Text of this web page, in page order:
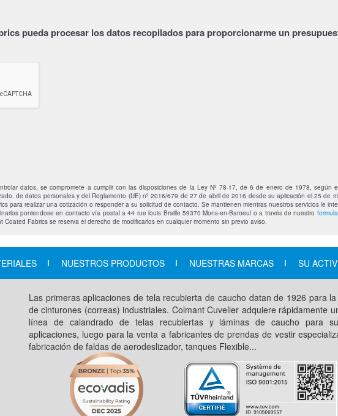
pueda procesar los datos recopilados para proporcionarme un
datos, se compromete a cumplir con las disposiciones de la Ley Nº 78-17, de 6 de enero de 1978,
de datos personales y del Reglamento (UE) nº 2016/679 de 27 de abril de 2016 desde su aplicación el 25 de
para realizar una cotización o responder a su solicitud de contacto. Se mantienen mientras nuestros servicios le
poniendose en contacto vía postal a 44 rue louis Braille 59370 Mons-en-Baroeul o a través de nuestro
Fabrics se reserva el derecho de modificarlos en cualquier momento sin previo aviso.
NUESTROS PRODUCTOS NUESTRAS MARCAS SU
Las primeras aplicaciones de tela recubierta de caucho datan de 1926 para
de cinturones (correas) industriales. Colmant Cuvelier adquiere rápidamente
línea de calandrado de telas recubiertas y láminas de caucho para
aplicaciones, luego para la venta a fabricantes de prendas de vestir
fabricación de faldas de aerodeslizador, tanques Flexible...